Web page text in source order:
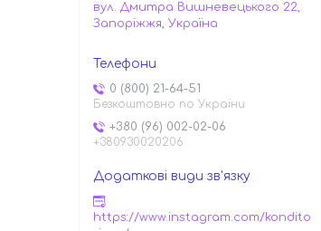
вул. Дмитра Вишневецького 22,
Запоріжжя, Україна
0 (800) 21-64-51
Безкоштовно по України
+380 (96) 002-02-06
+380930020206
https://www.instagram.com/kondito